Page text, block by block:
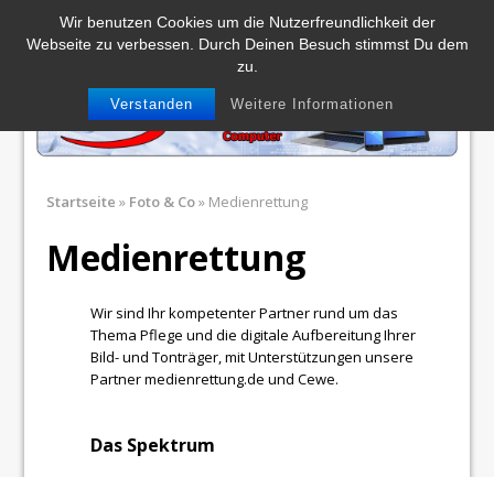
Wir benutzen Cookies um die Nutzerfreundlichkeit der
Webseite zu verbessen. Durch Deinen Besuch stimmst Du dem
zu.
Verstanden Weitere Informationen
MENU
Impressum Kontakt Datenschutzerklärung
Startseite » Foto & Co» Medienrettung
Medienrettung
Wir sind Ihr kompetenter Partner rund um das
Thema Pflege und die digitale Aufbereitung Ihrer
Bild- und Tonträger, mit Unterstützungen unsere
Partner medienrettung.de und Cewe.
Das Spektrum